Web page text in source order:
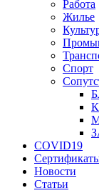
Работа
Жилье
Спорт
COVID19
Новости
Статьи